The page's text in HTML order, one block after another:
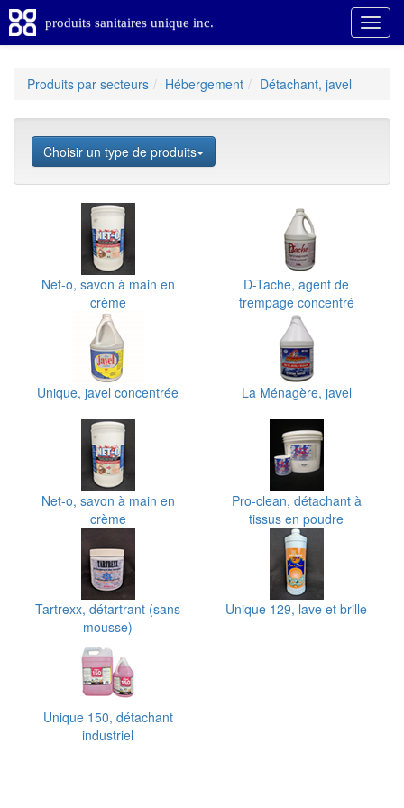
produits sanitaires unique inc.
Produits par secteurs Hébergement Détachant, javel
Choisir un type de produits
Net-o, savon à main en
crème
D-Tache, agent de
trempage concentré
Unique, javel concentrée La Ménagère, javel
Net-o, savon à main en
crème
Pro-clean, détachant à
tissus en poudre
Tartrexx, détartrant (sans
mousse)
Unique 129, lave et brille
Unique 150, détachant
industriel